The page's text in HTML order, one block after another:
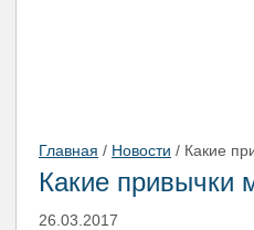
Главная / Новости / Какие
Какие привычки
26.03.2017